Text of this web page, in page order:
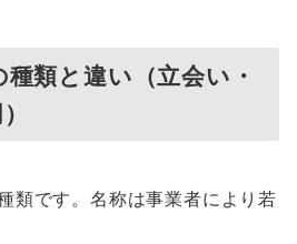
類と違い（立会い・
類です。名称は事業者により若